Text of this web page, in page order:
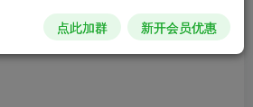
点此加群 新开会员优惠